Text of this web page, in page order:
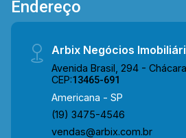
com a equipe da Arbix Imóveis
visita!! WhatsApp e Telefone:
ARBIX IMÓVEIS - Presente em
Endereço
Arbix Negócios
Avenida Brasil, 294 -
CEP:13465-691
Americana - SP
(19) 3475-4546
vendas@arbix.com.br